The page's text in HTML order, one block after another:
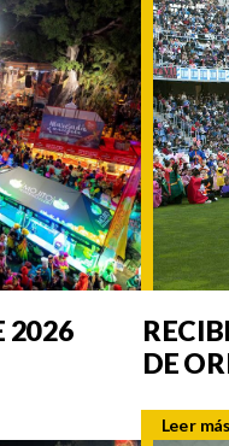
2026
DE
Leer más